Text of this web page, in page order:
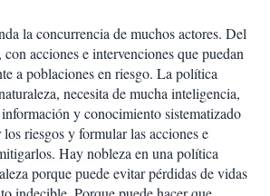
la concurrencia de muchos actores. Del
acciones e intervenciones que puedan
a poblaciones en riesgo. La política
necesita de mucha inteligencia,
y conocimiento sistematizado
riesgos y formular las acciones e
Hay nobleza en una política
porque puede evitar pérdidas de vidas